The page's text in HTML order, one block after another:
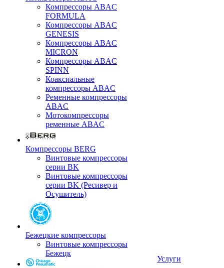
Компрессоры ABAC
FORMULA
Компрессоры ABAC
GENESIS
Компрессоры ABAC
MICRON
Компрессоры ABAC
SPINN
Коаксиальные
компрессоры ABAC
Ременные компрессоры
ABAC
Мотокомпрессоры
ременные ABAC
Компрессоры BERG
Винтовые компрессоры
серии BK
Винтовые компрессоры
серии BK (Ресивер и
Осушитель)
Бежецкие компрессоры
Винтовые компрессоры
Бежецк
Услуги